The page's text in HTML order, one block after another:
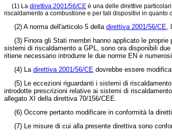
(1) La direttiva 2001/56/CE è una delle direttive
riscaldamento a combustione e per tali dispositivi in quanto
(2) A norma dell'articolo 5 della direttiva 2001/56/CE,
(3) Finora gli Stati membri hanno applicato le
sistemi di riscaldamento a GPL, sono ora disponibili
ritiene necessario introdurre le due norme EN e
(4) La direttiva 2001/56/CE dovrebbe essere
(5) Le eccezioni riguardanti i sistemi di
introdotte prescrizioni relative ai sistemi di
allegato XI della direttiva 70/156/CEE.
(6) Occorre pertanto modificare in conformità la
(7) Le misure di cui alla presente direttiva sono